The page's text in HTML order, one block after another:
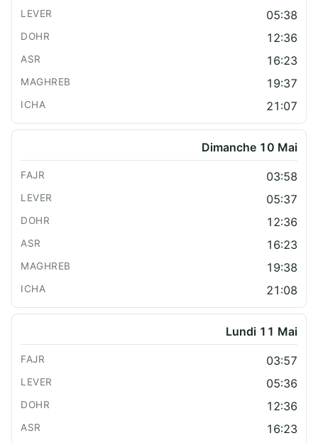
05:38
12:36
16:23
19:37
21:07
Dimanche 10 Mai
03:58
05:37
12:36
16:23
19:38
21:08
Lundi 11 Mai
03:57
05:36
12:36
16:23